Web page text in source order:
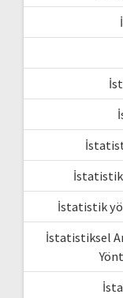
İstatistik
İstatistik
İstatistiksel